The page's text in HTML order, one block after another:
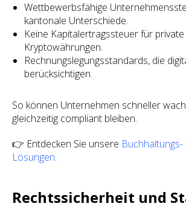
Wettbewerbsfähige
kantonale Unterschiede.
Keine Kapitalertragssteuer für
Kryptowährungen.
Rechnungslegungsstandards, die
berücksichtigen.
So können Unternehmen schneller
gleichzeitig compliant bleiben.
👉 Entdecken Sie unsere
Lösungen.
Rechtssicherheit und